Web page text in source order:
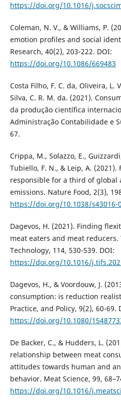
https://doi.org/10.1016/
Coleman, N. V., & Williams, P.
emotion profiles and social
Research, 40(2), 203-222. DOI:
https://doi.org/10.1086/669483
Costa Filho, F. C. da, Oliveira, L.
Silva, C. R. M. da. (2021).
da produção científica
Administração Contabilidade e
67.
Crippa, M., Solazzo, E.,
Tubiello, F. N., & Leip, A. (2021).
responsible for a third of global
emissions. Nature Food, 2(3),
https://doi.org/10.1038/s43016-
Dagevos, H. (2021). Finding
meat eaters and meat reducers.
Technology, 114, 530-539. DOI:
https://doi.org/10.1016/
Dagevos, H., & Voordouw, J.
consumption: is reduction
Practice, and Policy, 9(2), 60-69.
https://doi.org/10.1080/
De Backer, C., & Hudders, L.
relationship between meat
attitudes towards human and
behavior. Meat Science, 99,
https://doi.org/10.1016/